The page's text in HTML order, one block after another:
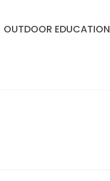
OUTDOOR EDUCATION